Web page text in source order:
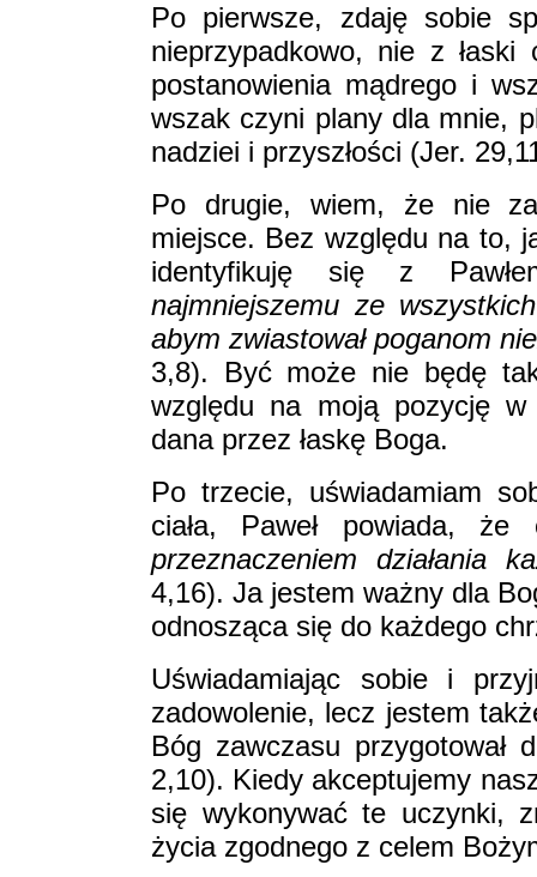
Po pierwsze, zdaję sobie
nieprzypadkowo, nie z
postanowienia mądrego i
wszak czyni plany dla mnie,
nadziei i przyszłości (Jer.
Po drugie, wiem, że nie
miejsce. Bez względu na to,
identyfikuję się z
najmniejszemu ze
abym zwiastował poganom
3,8). Być może nie będę
względu na moją pozycję w
dana przez łaskę Boga.
Po trzecie, uświadamiam
ciała, Paweł powiada,
przeznaczeniem działania
4,16). Ja jestem ważny dla
odnosząca się do każdego
Uświadamiając sobie i
zadowolenie, lecz jestem
Bóg zawczasu
2,10). Kiedy akceptujemy
się wykonywać te uczynki,
życia zgodnego z celem